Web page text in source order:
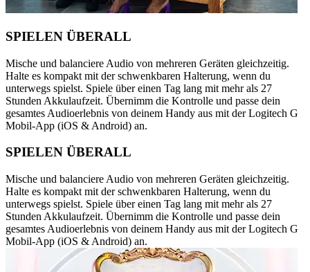
SPIELEN ÜBERALL
Mische und balanciere Audio von mehreren Geräten gleichzeitig.
Halte es kompakt mit der schwenkbaren Halterung, wenn du
unterwegs spielst. Spiele über einen Tag lang mit mehr als 27
Stunden Akkulaufzeit. Übernimm die Kontrolle und passe dein
gesamtes Audioerlebnis von deinem Handy aus mit der Logitech G
Mobil-App (iOS & Android) an.
SPIELEN ÜBERALL
Mische und balanciere Audio von mehreren Geräten gleichzeitig.
Halte es kompakt mit der schwenkbaren Halterung, wenn du
unterwegs spielst. Spiele über einen Tag lang mit mehr als 27
Stunden Akkulaufzeit. Übernimm die Kontrolle und passe dein
gesamtes Audioerlebnis von deinem Handy aus mit der Logitech G
Mobil-App (iOS & Android) an.